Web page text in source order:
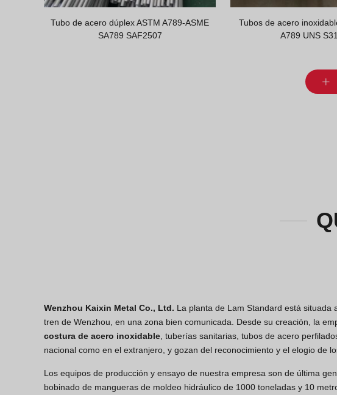
Tubo de acero dúplex ASTM A789-ASME
SA789 SAF2507
Tubos de acero
A789 UNS
Wenzhou Kaixin Metal Co., Ltd. La planta de Lam Standard está situada
tren de Wenzhou, en una zona bien comunicada. Desde su creación, la
costura de acero inoxidable , tuberías sanitarias, tubos de acero
nacional como en el extranjero, y gozan del reconocimiento y el elogio de
Los equipos de producción y ensayo de nuestra empresa son de última
bobinado de mangueras de moldeo hidráulico de 1000 toneladas y 10